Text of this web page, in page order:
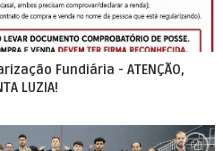
Fundiária - ATENÇÃO,
LUZIA!